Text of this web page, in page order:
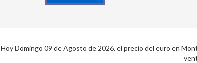
Hoy Domingo 09 de Agosto de 2026, el precio del euro en